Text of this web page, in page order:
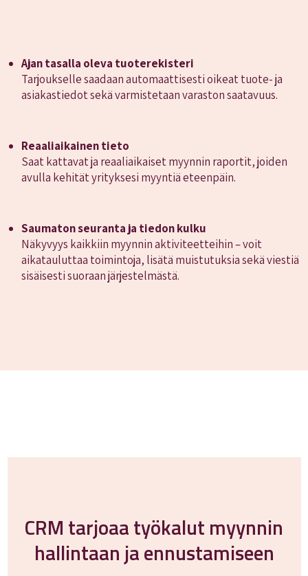
Ajan tasalla oleva tuoterekisteri
Tarjoukselle saadaan automaattisesti oikeat tuote- ja
asiakastiedot sekä varmistetaan varaston saatavuus.
Reaaliaikainen tieto
Saat kattavat ja reaaliaikaiset myynnin raportit, joiden
avulla kehität yrityksesi myyntiä eteenpäin.
Saumaton seuranta ja tiedon kulku
Näkyvyys kaikkiin myynnin aktiviteetteihin – voit
aikatauluttaa toimintoja, lisätä muistutuksia sekä viestiä
sisäisesti suoraan järjestelmästä.
CRM tarjoaa työkalut myynnin
hallintaan ja ennustamiseen